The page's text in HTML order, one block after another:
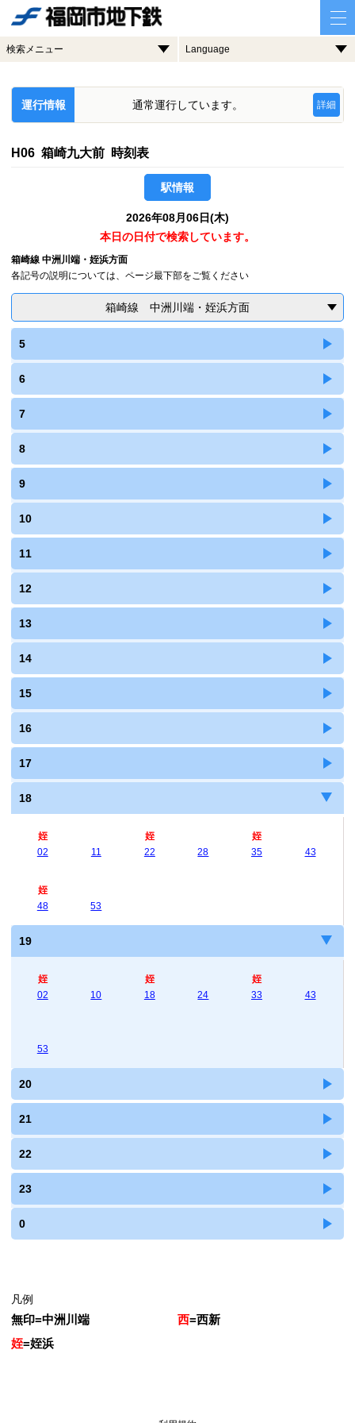
検索メニュー Language
運行情報 通常運行しています。 詳細
H06 箱崎九大前 時刻表
駅情報
2026年08月06日(木)
本日の日付で検索しています。
箱崎線 中洲川端・姪浜方面
各記号の説明については、ページ最下部をご覧ください
箱崎線 中洲川端・姪浜方面
5
6
7
8
9
10
11
12
13
14
15
16
17
18
姪
02
11
姪
22
28
姪
35
43
姪
48
53
19
姪
02
10
姪
18
24
姪
33
43
53
20
21
22
23
0
凡例
無印=中洲川端 西=西新
姪=姪浜